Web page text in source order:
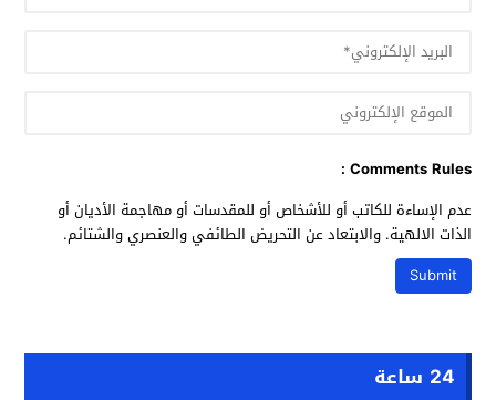
Comments Rules :
عدم الإساءة للكاتب أو للأشخاص أو للمقدسات أو مهاجمة الأديان أو
الذات الالهية. والابتعاد عن التحريض الطائفي والعنصري والشتائم.
24 ساعة